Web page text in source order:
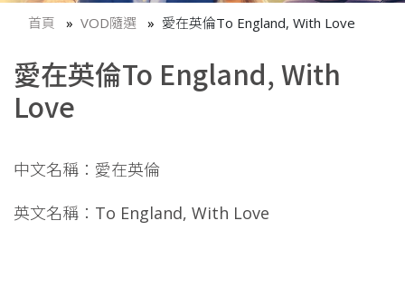
首頁 VOD隨選 愛在英倫To England, With Love
愛在英倫To England, With
Love
中文名稱：愛在英倫
英文名稱：To England, With Love